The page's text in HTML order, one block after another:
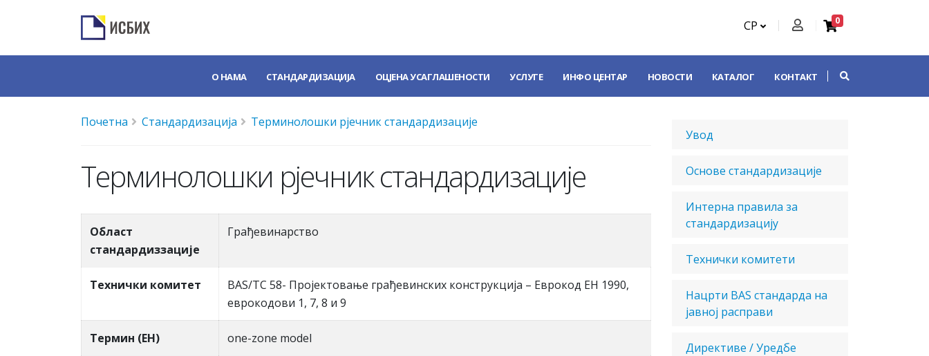
СР 0
О НАМА СТАНДАРДИЗАЦИЈА ОЦЈЕНА УСАГЛАШЕНОСТИ УСЛУГЕ ИНФО ЦЕНТАР НОВОСТИ КАТАЛОГ КОНТАКТ
Почетна Стандардизација Терминолошки рјечник стандардизације
Терминолошки рјечник стандардизације
Област
стандардиззације
Грађевинарство
Teхнички комитет
BAS/TC 58- Пројектовање грађевинских конструкција – Еврокод ЕН 1990,
еврокодови 1, 7, 8 и 9
Термин (ЕН) one-zone model
Увод
Основе стандардизације
Интерна правила за
стандардизацију
Технички комитети
Нацрти BAS стандарда на
јавној расправи
Директиве / Уредбе